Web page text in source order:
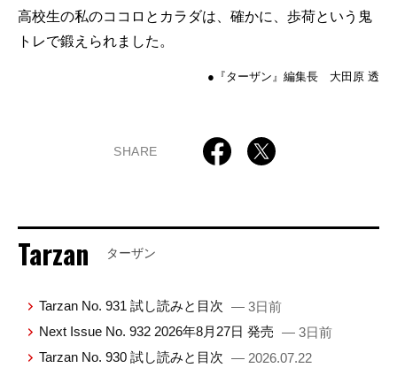
高校生の私のココロとカラダは、確かに、歩荷という鬼
トレで鍛えられました。
●『ターザン』編集長 大田原 透
SHARE
Tarzan ターザン
Tarzan No. 931 試し読みと目次 — 3日前
Next Issue No. 932 2026年8月27日 発売 — 3日前
Tarzan No. 930 試し読みと目次 — 2026.07.22